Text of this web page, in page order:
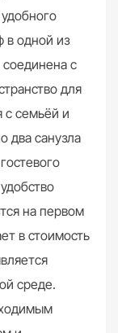
в одной из
с
для
с семьёй и
два санузла
на первом
в стоимость
среде.